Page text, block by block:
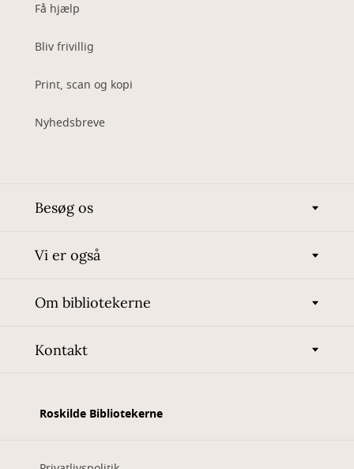
Få hjælp
Bliv frivillig
Print, scan og kopi
Nyhedsbreve
Besøg os
Vi er også
Om bibliotekerne
Kontakt
Roskilde Bibliotekerne